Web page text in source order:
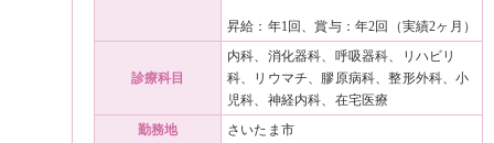
昇給：年1回、賞与：年2回（実績2ヶ月）
診療科目
内科、消化器科、呼吸器科、リハビリ
科、リウマチ、膠原病科、整形外科、小
児科、神経内科、在宅医療
勤務地
さいたま市